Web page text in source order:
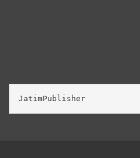
JatimPublisher